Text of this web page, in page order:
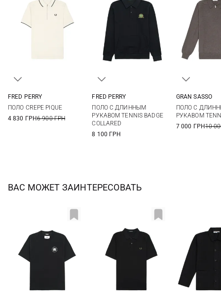
FRED PERRY
ПОЛО CREPE PIQUE
4 830 ГРН6 900 ГРН
FRED PERRY
ПОЛО С ДЛИННЫМ
РУКАВОМ TENNIS BADGE
COLLARED
8 100 ГРН
56
58
GRAN SASSO
ПОЛО С
РУКАВОМ
7 000 ГРН10
ВАС МОЖЕТ ЗАИНТЕРЕСОВАТЬ